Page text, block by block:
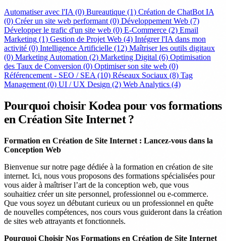
Automatiser avec l'IA (0) Bureautique (1) Création de ChatBot IA
(0) Créer un site web performant (0) Développement Web (7)
Développer le trafic d'un site web (0) E-Commerce (2) Email
Marketing (1) Gestion de Projet Web (4) Intégrer l'IA dans mon
activité (0) Intelligence Artificielle (12) Maîtriser les outils digitaux
(0) Marketing Automation (2) Marketing Digital (6) Optimisation
des Taux de Conversion (0) Optimiser son site web (0)
Référencement - SEO / SEA (10) Réseaux Sociaux (8) Tag
Management (0) UI / UX Design (2) Web Analytics (4)
Pourquoi choisir Kodea pour vos formations
en Création Site Internet ?
Formation en Création de Site Internet : Lancez-vous dans la
Conception Web
Bienvenue sur notre page dédiée à la formation en création de site
internet. Ici, nous vous proposons des formations spécialisées pour
vous aider à maîtriser l’art de la conception web, que vous
souhaitiez créer un site personnel, professionnel ou e-commerce.
Que vous soyez un débutant curieux ou un professionnel en quête
de nouvelles compétences, nos cours vous guideront dans la création
de sites web attrayants et fonctionnels.
Pourquoi Choisir Nos Formations en Création de Site Internet